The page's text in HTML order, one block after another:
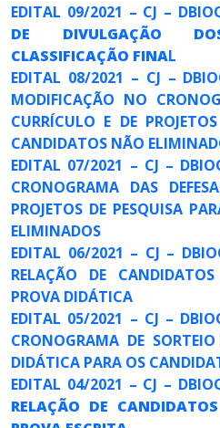
EDITAL 09/2021 – CJ –
DE DIVULGAÇÃO
CLASSIFICAÇÃO FINAL
EDITAL 08/2021 – CJ –
MODIFICAÇÃO NO
CURRÍCULO E DE
CANDIDATOS NÃO
EDITAL 07/2021 – CJ –
CRONOGRAMA DAS
PROJETOS DE PESQUISA
ELIMINADOS
EDITAL 06/2021 – CJ –
RELAÇÃO DE
PROVA DIDÁTICA
EDITAL 05/2021 – CJ –
CRONOGRAMA DE
DIDÁTICA PARA OS
EDITAL 04/2021 – CJ –
RELAÇÃO DE